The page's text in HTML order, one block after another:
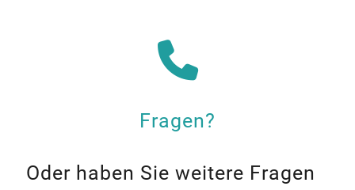
Fragen?
Oder haben Sie weitere Fragen